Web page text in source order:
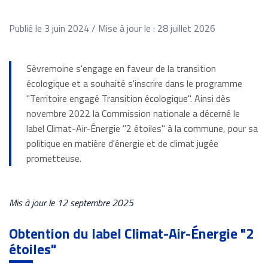
Publié le 3 juin 2024 / Mise à jour le : 28 juillet 2026
Sèvremoine s'engage en faveur de la transition
écologique et a souhaité s'inscrire dans le programme
"Territoire engagé Transition écologique". Ainsi dès
novembre 2022 la Commission nationale a décerné le
label Climat-Air-Énergie "2 étoiles" à la commune, pour sa
politique en matière d'énergie et de climat jugée
prometteuse.
Mis à jour le 12 septembre 2025
Obtention du label Climat-Air-Énergie "2
étoiles"